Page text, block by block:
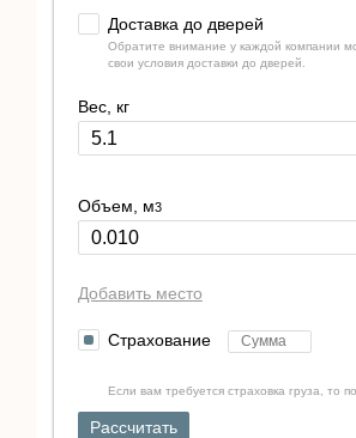
Доставка до дверей
Обратите внимание у каждой компании
свои условия доставки до дверей.
Вес, кг
Объем, м3
Добавить место
Страхование
Если вам требуется страховка груза, то
Рассчитать